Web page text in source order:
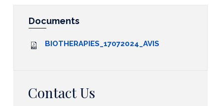
Documents
BIOTHERAPIES_17072024_AVIS
Contact Us